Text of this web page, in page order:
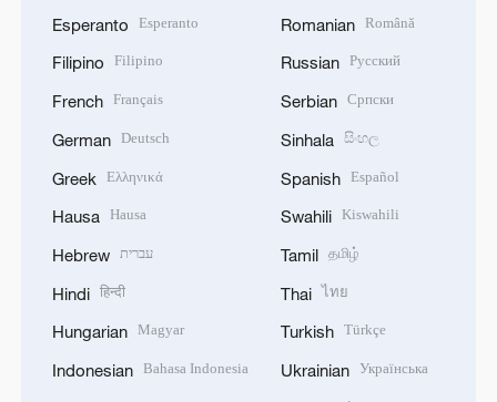
Esperanto Esperanto
Filipino Filipino
French Français
German Deutsch
Greek Ελληνικά
Hausa Hausa
Hebrew עברית
Hindi हिन्दी
Hungarian Magyar
Indonesian Bahasa Indonesia
Romanian Română
Russian Русский
Serbian Српски
Sinhala සිංහල
Spanish Español
Swahili Kiswahili
Tamil தமிழ்
Thai ไทย
Turkish Türkçe
Ukrainian Українська